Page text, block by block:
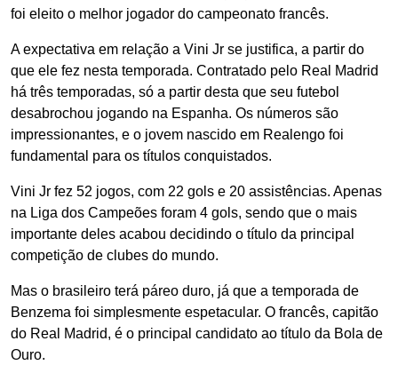
foi eleito o melhor jogador do campeonato francês.
A expectativa em relação a Vini Jr se justifica, a partir do
que ele fez nesta temporada. Contratado pelo Real Madrid
há três temporadas, só a partir desta que seu futebol
desabrochou jogando na Espanha. Os números são
impressionantes, e o jovem nascido em Realengo foi
fundamental para os títulos conquistados.
Vini Jr fez 52 jogos, com 22 gols e 20 assistências. Apenas
na Liga dos Campeões foram 4 gols, sendo que o mais
importante deles acabou decidindo o título da principal
competição de clubes do mundo.
Mas o brasileiro terá páreo duro, já que a temporada de
Benzema foi simplesmente espetacular. O francês, capitão
do Real Madrid, é o principal candidato ao título da Bola de
Ouro.